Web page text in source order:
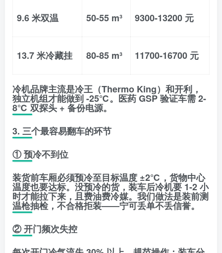
9.6 米双温 50-55 m³ 9300-13200 元
13.7 米冷藏挂 80-85 m³ 11700-16700 元
冷机品牌主流是冷王（Thermo King）和开利 ，
独立机组才能做到 -25℃。医药 GSP 验证车需 2-
8℃ 双探头 + 备份电源。
3. 三个最容易翻车的环节
① 预冷不到位
装货前车厢必须预冷至目标温度 ±2℃，货物中心
温度也要达标。没预冷的货，装车后冷机要 1-2 小
时才能拉下来，且费油费冷媒。我们做法是装前测
温枪抽检，不合格拒装——宁可丢单不丢信誉。
② 开门频次失控